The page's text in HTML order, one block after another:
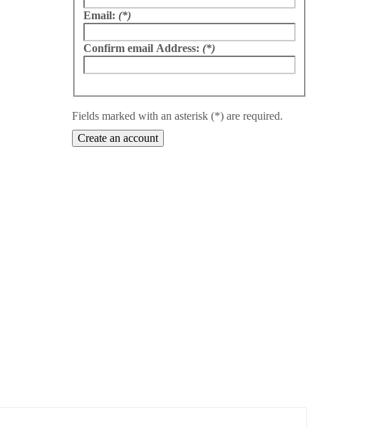
Email: (*)
Confirm email Address: (*)
Fields marked with an asterisk (*) are required.
Create an account